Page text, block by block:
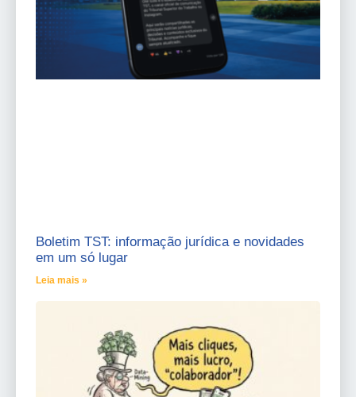
Boletim TST: informação jurídica e novidades
em um só lugar
Leia mais »